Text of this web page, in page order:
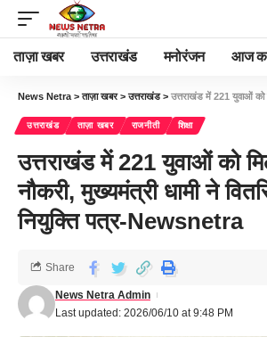
ताज़ा खबर उत्तराखंड मनोरंजन आज
News Netra >ताज़ा खबर>उत्तराखंड> उत्तराखंड में 221 युवाओं को मिली सरकारी नौकरी,
उत्तराखंड ताज़ा खबर राजनीती शिक्षा
उत्तराखंड में 221 युवाओं को
नौकरी, मुख्यमंत्री धामी ने
नियुक्ति पत्र-Newsnetra
Last updated: 2026/06/10 at 9:48 PM
News Netra Admin
Share